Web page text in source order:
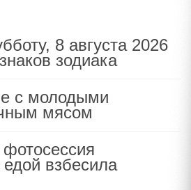
8 августа 2026
зодиака
с молодыми
мясом
взбесила